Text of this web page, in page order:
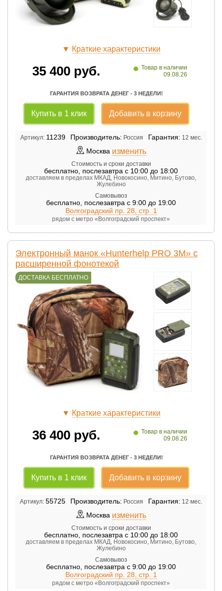
▼ Краткие характеристики
35 400руб. • Товар в наличии
09.08.26
ГАРАНТИЯ ВОЗВРАТА ДЕНЕГ - 3 НЕДЕЛИ!
Купить в 1 клик Добавить в корзину
Артикул: 11239 Производитель: Россия Гарантия: 12 мес.
Москва изменить
Стоимость и сроки доставки
бесплатно послезавтра с 10:00 до 18:00
доставляем в пределах МКАД, Новокосино, Митино, Бутово,
Жулебино
Самовывоз
бесплатно послезавтра с 9:00 до 19:00
Волгоградский пр. 28, стр. 1
рядом с метро «Волгоградский проспект»
Электронный манок «Hunterhelp PRO 3M» с
расширенной фонотекой
ДОСТАВКА БЕСПЛАТНО
▼ Краткие характеристики
36 400руб. • Товар в наличии
09.08.26
ГАРАНТИЯ ВОЗВРАТА ДЕНЕГ - 3 НЕДЕЛИ!
Купить в 1 клик Добавить в корзину
Артикул: 55725 Производитель: Россия Гарантия: 12 мес.
Москва изменить
Стоимость и сроки доставки
бесплатно послезавтра с 10:00 до 18:00
доставляем в пределах МКАД, Новокосино, Митино, Бутово,
Жулебино
Самовывоз
бесплатно послезавтра с 9:00 до 19:00
Волгоградский пр. 28, стр. 1
рядом с метро «Волгоградский проспект»